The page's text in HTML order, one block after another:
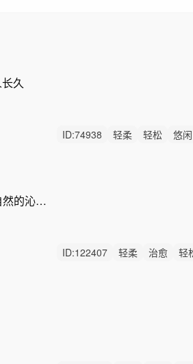
久
ID:74938 轻柔 轻松 悠闲
轻音乐-大自然的沁润（钢琴、鸟叫）
ID:122407 轻柔 治愈 轻